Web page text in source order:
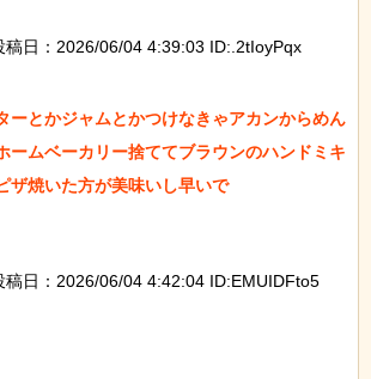
稿日：2026/06/04 4:39:03 ID:.2tIoyPqx
ーとかジャムとかつけなきゃアカンからめん
ームベーカリー捨ててブラウンのハンドミキ
ザ焼いた方が美味いし早いで
稿日：2026/06/04 4:42:04 ID:EMUIDFto5